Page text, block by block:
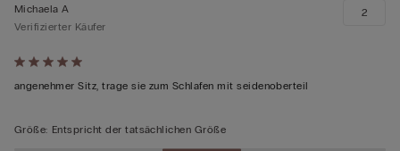
Mit
5
5
Michaela A
Verifizierter Käufer
angenehmer Sitz, trage sie zum Schlafen mit seidenoberteil
2
Größe: Entspricht der tatsächlichen Größe